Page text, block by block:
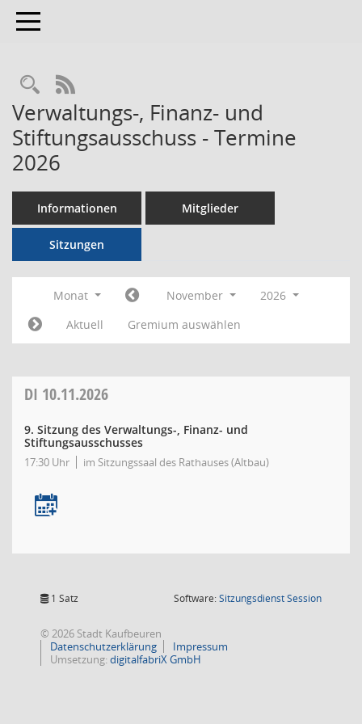
Toggle navigation
RSS-Feed
Verwaltungs-, Finanz- und
Stiftungsausschuss - Termine
2026
Informationen Mitglieder
Sitzungen
Monat November
2026
Aktuell
Gremium auswählen
DI 10.11.2026
9. Sitzung des Verwaltungs-, Finanz- und
Stiftungsausschusses
17:30 Uhr im Sitzungssaal des Rathauses (Altbau)
1 Satz Software:SitzungsdienstSession(Wird in
© 2026 Stadt Kaufbeuren
Datenschutzerklärung
Impressum
Umsetzung:digitalfabriX GmbH